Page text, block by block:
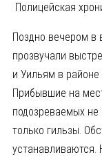
Полицейская
Поздно вечером в
прозвучали
и Уильям в
Прибывшие на
подозреваемых
только гильзы.
устанавливаются.